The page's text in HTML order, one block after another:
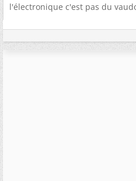
l'électronique c'est pas du